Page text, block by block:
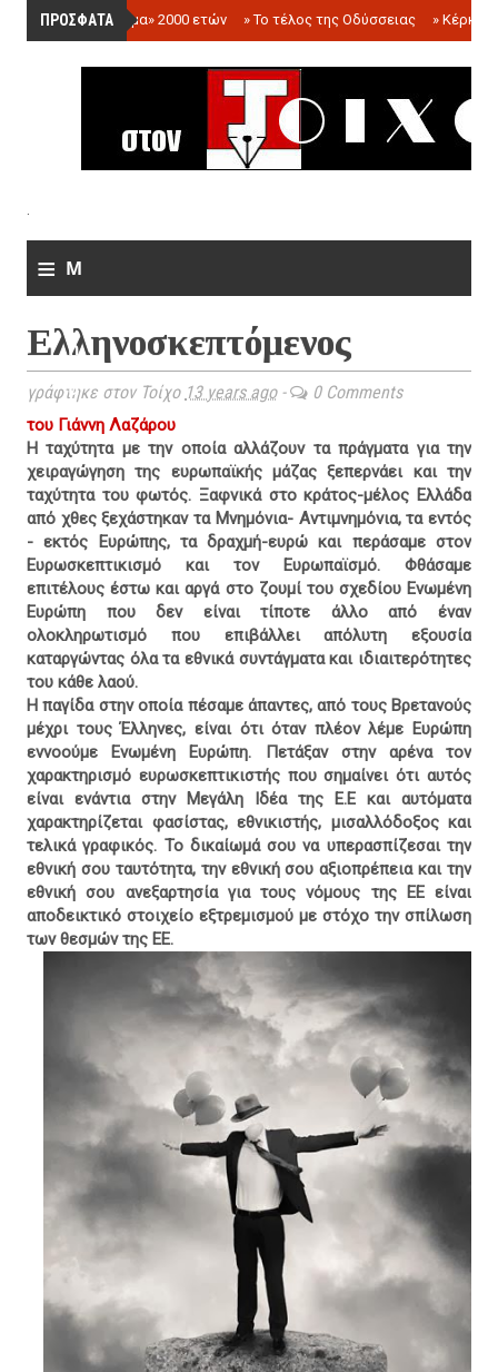
ΠΡΟΣΦΑΤΑ
»«Ολόγραμμα» 2000 ετών »Το τέλος της Οδύσσειας »
.
≡ M
n
u
Ελληνοσκεπτόμενος
γράφτηκε στον Τοίχο 13 years ago- 0 Comments
του Γιάννη Λαζάρου
Η ταχύτητα με την οποία αλλάζουν τα πράγματα για την
χειραγώγηση της ευρωπαϊκής μάζας ξεπερνάει και την
ταχύτητα του φωτός. Ξαφνικά στο κράτος-μέλος Ελλάδα
από χθες ξεχάστηκαν τα Μνημόνια- Αντιμνημόνια, τα εντός
- εκτός Ευρώπης, τα δραχμή-ευρώ και περάσαμε στον
Ευρωσκεπτικισμό και τον Ευρωπαϊσμό. Φθάσαμε
επιτέλους έστω και αργά στο ζουμί του σχεδίου Ενωμένη
Ευρώπη που δεν είναι τίποτε άλλο από έναν
ολοκληρωτισμό που επιβάλλει απόλυτη εξουσία
καταργώντας όλα τα εθνικά συντάγματα και ιδιαιτερότητες
του κάθε λαού.
Η παγίδα στην οποία πέσαμε άπαντες, από τους Βρετανούς
μέχρι τους Έλληνες, είναι ότι όταν πλέον λέμε Ευρώπη
εννοούμε Ενωμένη Ευρώπη. Πετάξαν στην αρένα τον
χαρακτηρισμό ευρωσκεπτικιστής που σημαίνει ότι αυτός
είναι ενάντια στην Μεγάλη Ιδέα της Ε.Ε και αυτόματα
χαρακτηρίζεται φασίστας, εθνικιστής, μισαλλόδοξος και
τελικά γραφικός. Το δικαίωμά σου να υπερασπίζεσαι την
εθνική σου ταυτότητα, την εθνική σου αξιοπρέπεια και την
εθνική σου ανεξαρτησία για τους νόμους της ΕΕ είναι
αποδεικτικό στοιχείο εξτρεμισμού με στόχο την σπίλωση
των θεσμών της ΕΕ.